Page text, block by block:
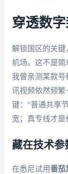
穿透数
解锁国区的关键
机场。这不是简
我曾亲测某款
讯视频依然频繁
键："普通共享
宽；真专线才
藏在技术参
在悉尼试用番茄